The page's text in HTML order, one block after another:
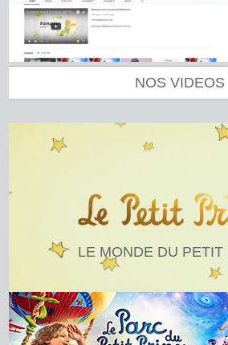
NOS VIDEOS
LE MONDE DU PETIT